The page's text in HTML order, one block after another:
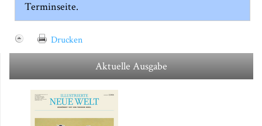
Terminseite.
Drucken
Aktuelle Ausgabe